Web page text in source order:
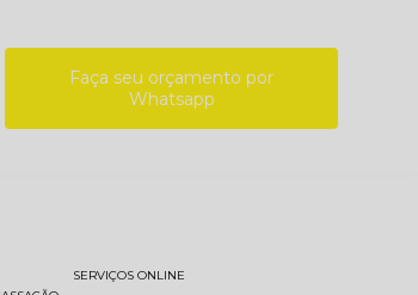
Faça seu orçamento por
Whatsapp
SERVIÇOS ONLINE